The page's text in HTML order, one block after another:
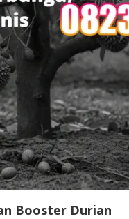
Booster Durian